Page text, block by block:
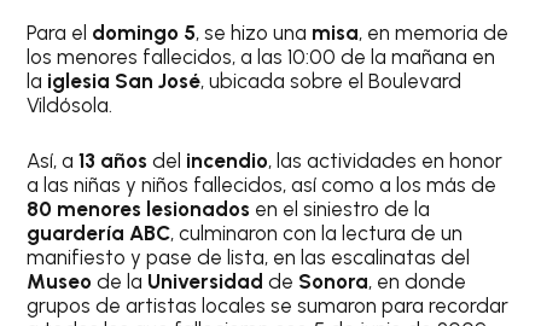
Para el domingo 5, se hizo una misa, en memoria de
los menores fallecidos, a las 10:00 de la mañana en
la iglesia San José, ubicada sobre el Boulevard
Vildósola.
Así, a13 años del incendio, las actividades en honor
a las niñas y niños fallecidos, así como a los más de
80 menores lesionados en el siniestro de la
guardería ABC, culminaron con la lectura de un
manifiesto y pase de lista, en las escalinatas del
Museo de la Universidad de Sonora, en donde
grupos de artistas locales se sumaron para recordar